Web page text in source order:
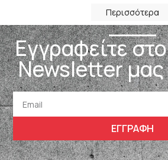
Περισσότερα
Εγγραφείτε στο
Newsletter μας
ΕΓΓΡΑΦΗ